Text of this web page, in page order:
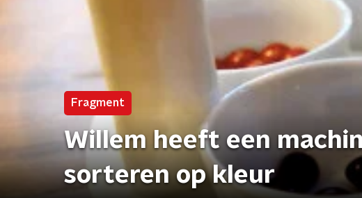
Fragment
Willem heeft een
sorteren op kleur